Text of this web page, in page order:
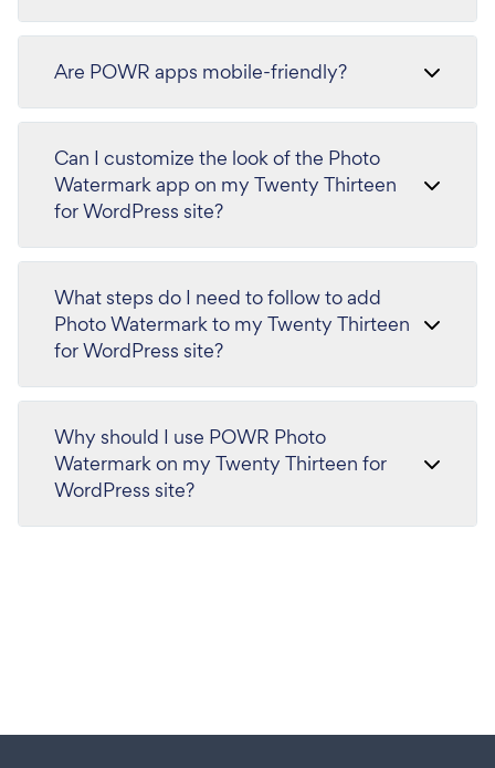
Are POWR apps mobile-friendly?
Can I customize the look of the Photo
Watermark app on my Twenty Thirteen
for WordPress site?
What steps do I need to follow to add
Photo Watermark to my Twenty Thirteen
for WordPress site?
Why should I use POWR Photo
Watermark on my Twenty Thirteen for
WordPress site?